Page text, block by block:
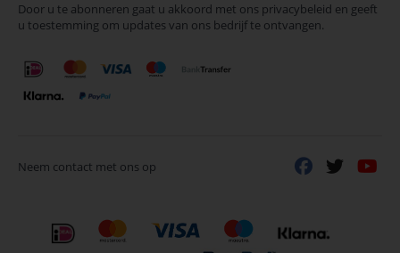
onze
nieuwsbrief
Door u te abonneren gaat u akkoord met ons privacybeleid en geeft
u toestemming om updates van ons bedrijf te ontvangen.
Neem contact met ons op